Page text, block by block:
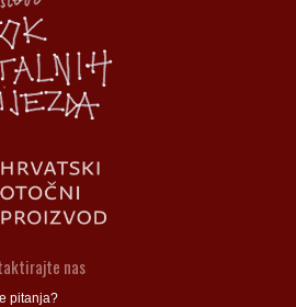
nas
pitanja?